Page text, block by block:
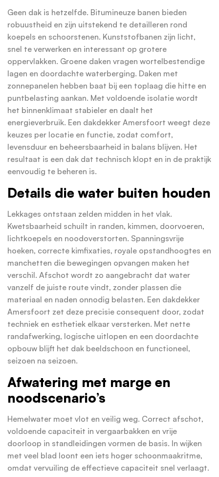
Geen dak is hetzelfde. Bitumineuze banen bieden
robuustheid en zijn uitstekend te detailleren rond
koepels en schoorstenen. Kunststofbanen zijn licht,
snel te verwerken en interessant op grotere
oppervlakken. Groene daken vragen wortelbestendige
lagen en doordachte waterberging. Daken met
zonnepanelen hebben baat bij een toplaag die hitte en
puntbelasting aankan. Met voldoende isolatie wordt
het binnenklimaat stabieler en daalt het
energieverbruik. Een dakdekker Amersfoort weegt deze
keuzes per locatie en functie, zodat comfort,
levensduur en beheersbaarheid in balans blijven. Het
resultaat is een dak dat technisch klopt en in de praktijk
eenvoudig te beheren is.
Details die water buiten houden
Lekkages ontstaan zelden midden in het vlak.
Kwetsbaarheid schuilt in randen, kimmen, doorvoeren,
lichtkoepels en noodoverstorten. Spanningsvrije
hoeken, correcte kimfixaties, royale opstandhoogtes en
manchetten die bewegingen opvangen maken het
verschil. Afschot wordt zo aangebracht dat water
vanzelf de juiste route vindt, zonder plassen die
materiaal en naden onnodig belasten. Een dakdekker
Amersfoort zet deze precisie consequent door, zodat
techniek en esthetiek elkaar versterken. Met nette
randafwerking, logische uitlopen en een doordachte
opbouw blijft het dak beeldschoon en functioneel,
seizoen na seizoen.
Afwatering met marge en
noodscenario’s
Hemelwater moet vlot en veilig weg. Correct afschot,
voldoende capaciteit in vergaarbakken en vrije
doorloop in standleidingen vormen de basis. In wijken
met veel blad loont een iets hoger schoonmaakritme,
omdat vervuiling de effectieve capaciteit snel verlaagt.